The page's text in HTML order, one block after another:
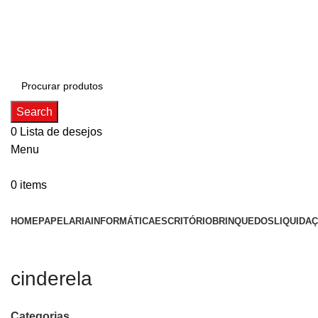
Search
0 Lista de desejos
Menu
0 items
HOMEPAPELARIA INFORMÁTICAESCRITÓRIOBRINQUEDOS
cinderela